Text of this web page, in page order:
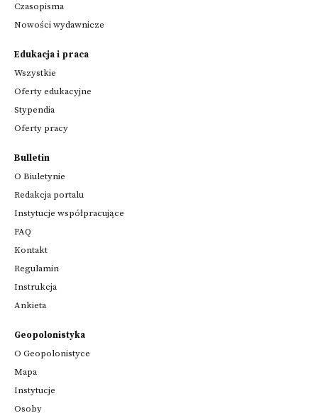
Czasopisma
Nowości wydawnicze
Edukacja i praca
Wszystkie
Oferty edukacyjne
Stypendia
Oferty pracy
Bulletin
O Biuletynie
Redakcja portalu
Instytucje współpracujące
FAQ
Kontakt
Regulamin
Instrukcja
Ankieta
Geopolonistyka
O Geopolonistyce
Mapa
Instytucje
Osoby